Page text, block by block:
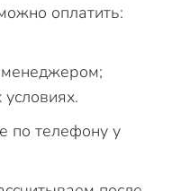
оплатить:
по телефону у